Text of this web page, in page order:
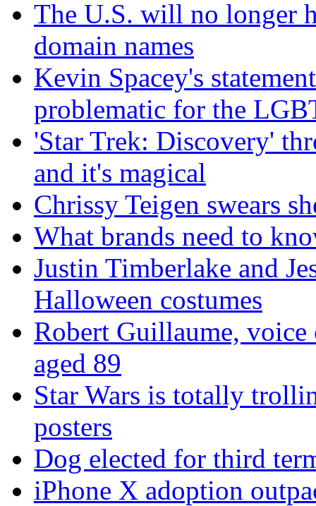
The U.S. will no longer
domain names
Kevin Spacey's
problematic for the
'Star Trek: Discovery'
and it's magical
Chrissy Teigen swears
What brands need to
Justin Timberlake and
Halloween costumes
Robert Guillaume,
aged 89
Star Wars is totally
posters
Dog elected for third
iPhone X adoption